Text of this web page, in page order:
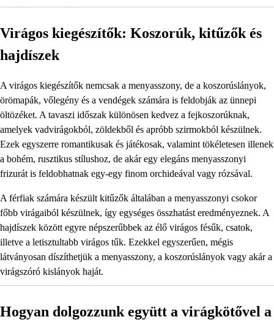
Virágos kiegészítők: Koszorúk, kitűzők és
hajdíszek
A virágos kiegészítők nemcsak a menyasszony, de a koszorúslányok,
örömapák, vőlegény és a vendégek számára is feldobják az ünnepi
öltözéket. A tavaszi időszak különösen kedvez a fejkoszorúknak,
amelyek vadvirágokból, zöldekből és apróbb szirmokból készülnek.
Ezek egyszerre romantikusak és játékosak, valamint tökéletesen illenek
a bohém, rusztikus stílushoz, de akár egy elegáns menyasszonyi
frizurát is feldobhatnak egy-egy finom orchideával vagy rózsával.
A férfiak számára készült kitűzők általában a menyasszonyi csokor
főbb virágaiból készülnek, így egységes összhatást eredményeznek. A
hajdíszek között egyre népszerűbbek az élő virágos fésűk, csatok,
illetve a letisztultabb virágos tűk. Ezekkel egyszerűen, mégis
látványosan díszíthetjük a menyasszony, a koszorúslányok vagy akár a
virágszóró kislányok haját.
Hogyan dolgozzunk együtt a virágkötővel a